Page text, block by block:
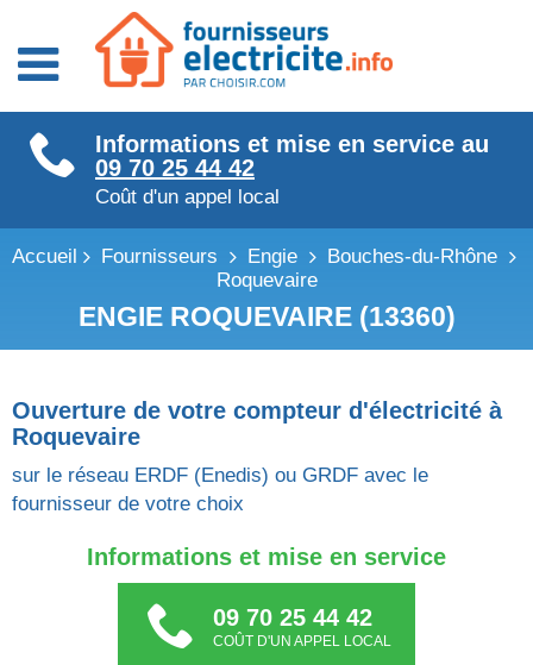
Fournisseurs énergie
Fournisseurs électricité
Fournisseurs gaz
Informations et mise en service au
09 70 25 44 42
Coût d'un appel local
Accueil Fournisseurs Engie
Bouches-du-Rhône
Roquevaire
ENGIE ROQUEVAIRE (13360)
Ouverture de votre compteur d'électricité à
Roquevaire
sur le réseau ERDF (Enedis) ou GRDF avec le
fournisseur de votre choix
Informations et mise en service
09 70 25 44 42
COÛT D'UN APPEL LOCAL